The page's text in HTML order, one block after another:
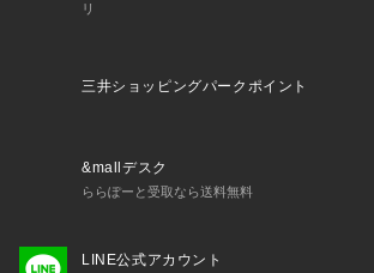
リ
三井ショッピングパークポイント
&mallデスク
ららぽーと受取なら送料無料
LINE公式アカウント